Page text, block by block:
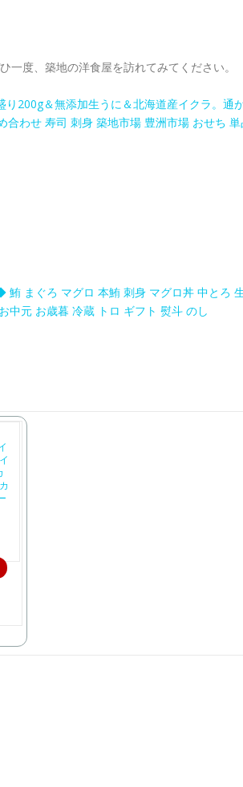
度、築地の洋食屋を訪れてみてください。
200g＆無添加生うに＆北海道産イクラ。通
わせ 寿司 刺身 築地市場 豊洲市場 おせち
鮪 まぐろ マグロ 本鮪 刺身 マグロ丼 中とろ
中元 お歳暮 冷蔵 トロ ギフト 熨斗 のし